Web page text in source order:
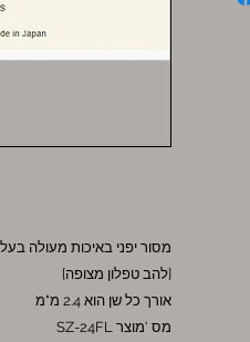
מסור יפני באיכות מעולה
[להב טפלון מצופה]
אורך כל שן הוא 2.4 מ"מ
מס 'מוצר SZ-24FL